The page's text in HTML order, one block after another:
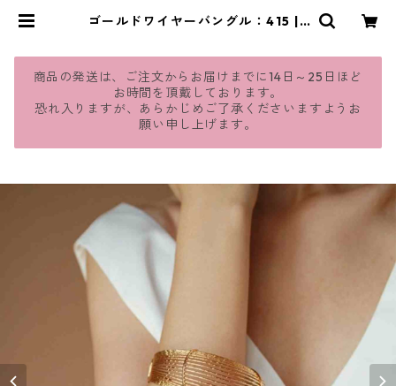
ゴールドワイヤーバングル：415 | j
商品の発送は、ご注文からお届けまでに14日～25日ほど
お時間を頂戴しております。
恐れ入りますが、あらかじめご了承くださいますようお
願い申し上げます。